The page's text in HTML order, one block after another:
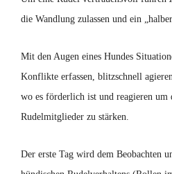
die Wandlung zulassen und ein
Mit den Augen eines Hundes
Konflikte erfassen, blitzschnell
wo es förderlich ist und reagieren um
Rudelmitglieder zu stärken.
Der erste Tag wird dem Beobachten